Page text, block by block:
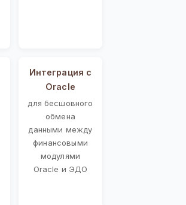
Интеграция с
Oracle
для бесшовного
обмена
данными между
финансовыми
модулями
Oracle и ЭДО